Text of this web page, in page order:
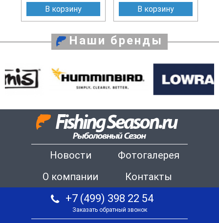
В корзину
В корзину
Наши бренды
Новости
Фотогалерея
О компании
Контакты
+7 (499) 398 22 54
Заказать обратный звонок